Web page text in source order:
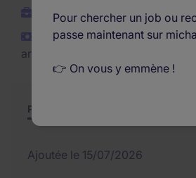
CDI
€29.000 - €34.500 par
an
Poste et missions
Ajoutée le 15/07/2026
Pour chercher un job ou
passe maintenant sur
👉 On vous y emmène !